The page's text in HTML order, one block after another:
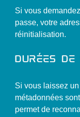
Si vous
passe, votre
réinitialisation.
Durées
Si vous laissez
métadonnées
permet de